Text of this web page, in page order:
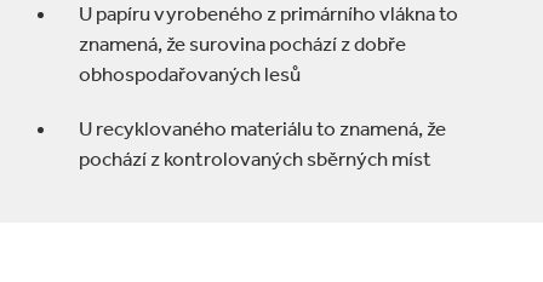
U papíru vyrobeného z primárního vlákna to
znamená, že surovina pochází z dobře
obhospodařovaných lesů
U recyklovaného materiálu to znamená, že
pochází z kontrolovaných sběrných míst